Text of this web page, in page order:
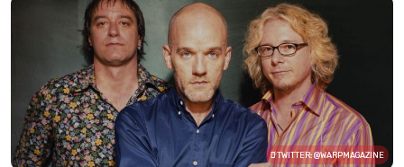
TWITTER: @WARPMAGAZINE